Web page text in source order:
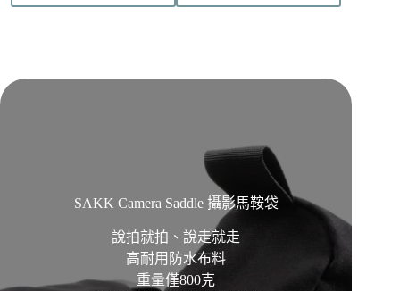
SAKK Camera Saddle 攝影馬鞍袋
說拍就拍、說走就走
高耐用防水布料
重量僅800克